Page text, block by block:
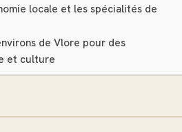
locale et les spécialités de
de Vlore pour des
et culture